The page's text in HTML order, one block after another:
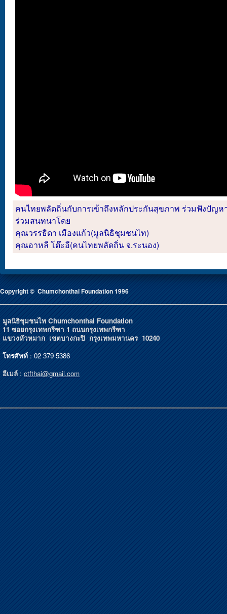
คนไทยพลัดถิ่นกับการเข้าถึงหลักประกันสุขภาพ ร่วมฟังปัญ
ร่วมสนทนาโดย
คุณวรรธิดา เมืองแก้ว(มูลนิธิชุมชนไท)
คุณอาหลี โต๊ะอี(คนไทยพลัดถิ่น จ.ระนอง)
Copyright © Chumchonthai Foundation 1996
มูลนิธิชุมชนไท Chumchonthai Foundation
11 ซอยกรุงเทพกรีฑา 1 ถนนกรุงเทพกรีฑา
แขวงหัวหมาก เขตบางกะปิ กรุงเทพมหานคร 10240
โทรศัพท์: 02 379 5386
อีเมล์: ctfthai@gmail.com